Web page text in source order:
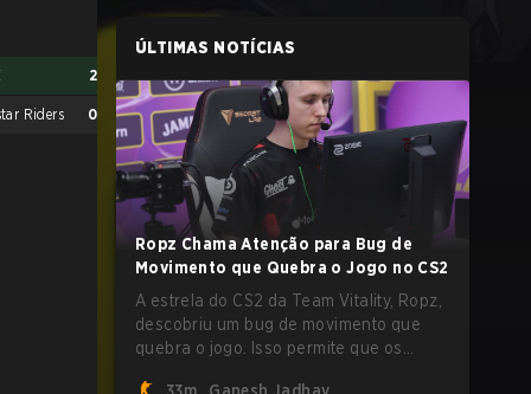
2
Riders 0
ENCE 1
MOUZ 2
ÚLTIMAS NOTÍCIAS
Ropz Chama Atenção para Bug de
Movimento que Quebra o Jogo no CS2
A estrela do CS2 da Team Vitality, Ropz,
descobriu um bug de movimento que
quebra o jogo. Isso permite que os